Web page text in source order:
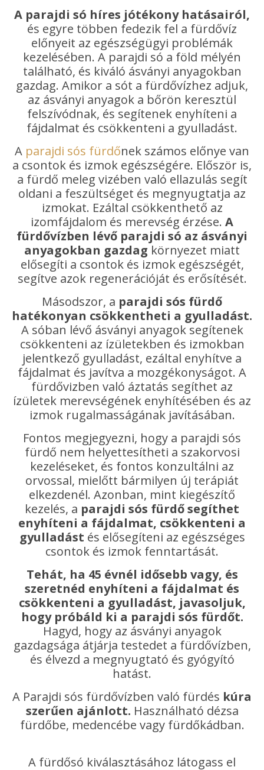
A parajdi só híres jótékony hatásairól,
és egyre többen fedezik fel a fürdővíz
előnyeit az egészségügyi problémák
kezelésében. A parajdi só a föld mélyén
található, és kiváló ásványi anyagokban
gazdag. Amikor a sót a fürdővízhez adjuk,
az ásványi anyagok a bőrön keresztül
felszívódnak, és segítenek enyhíteni a
fájdalmat és csökkenteni a gyulladást.
A parajdi sós fürdőnek számos előnye van
a csontok és izmok egészségére. Először is,
a fürdő meleg vizében való ellazulás segít
oldani a feszültséget és megnyugtatja az
izmokat. Ezáltal csökkenthető az
izomfájdalom és merevség érzése. A
fürdővízben lévő parajdi só az ásványi
anyagokban gazdag környezet miatt
elősegíti a csontok és izmok egészségét,
segítve azok regenerációját és erősítését.
Másodszor, a parajdi sós fürdő
hatékonyan csökkentheti a gyulladást.
A sóban lévő ásványi anyagok segítenek
csökkenteni az ízületekben és izmokban
jelentkező gyulladást, ezáltal enyhítve a
fájdalmat és javítva a mozgékonyságot. A
fürdővizben való áztatás segíthet az
ízületek merevségének enyhítésében és az
izmok rugalmasságának javításában.
Fontos megjegyezni, hogy a parajdi sós
fürdő nem helyettesítheti a szakorvosi
kezeléseket, és fontos konzultálni az
orvossal, mielőtt bármilyen új terápiát
elkezdenél. Azonban, mint kiegészítő
kezelés, a parajdi sós fürdő segíthet
enyhíteni a fájdalmat, csökkenteni a
gyulladást és elősegíteni az egészséges
csontok és izmok fenntartását.
Tehát, ha 45 évnél idősebb vagy, és
szeretnéd enyhíteni a fájdalmat és
csökkenteni a gyulladást, javasoljuk,
hogy próbáld ki a parajdi sós fürdőt.
Hagyd, hogy az ásványi anyagok
gazdagsága átjárja testedet a fürdővízben,
és élvezd a megnyugtató és gyógyító
hatást.
A Parajdi sós fürdővízben való fürdés kúra
szerűen ajánlott. Használható dézsa
fürdőbe, medencébe vagy fürdőkádban.
A fürdősó kiválasztásához látogass el